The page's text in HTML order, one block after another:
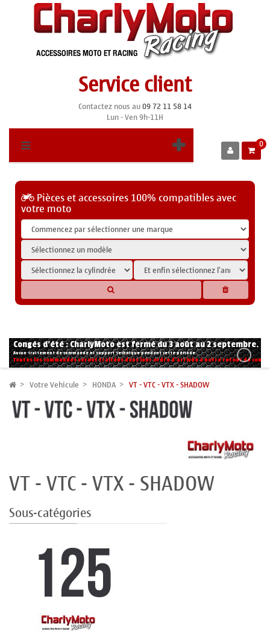
Service client
Contactez nous au09 72 11 58 14
Lun - Ven 9h-11H
0
Pièces et accessoires 100% compatibles avec
votre moto
Congés d'été : CharlyMoto est fermé du 3 août au 2 septembre.
Aucun traitement de commande ni support technique pendant cette période.
Toutes les commandes seront traitées dans leur ordre d'arrivée à notre retour de
Votre Vehicule HONDA VT - VTC - VTX - SHADOW
VT - VTC - VTX - SHADOW
Sous-catégories